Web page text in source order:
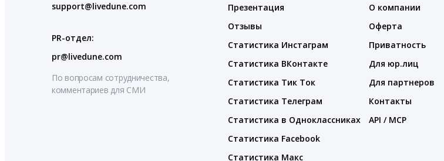
support@livedune.com
PR-отдел:
pr@livedune.com
По вопросам сотрудничества,
комментариев для СМИ
Презентация
Отзывы
Статистика Инстаграм
Статистика ВКонтакте
Статистика Тик Ток
Статистика Телеграм
Статистика в Одноклассниках
Статистика Facebook
Статистика Макс
О компании
Оферта
Приватность
Для юр.лиц
Для партнеров
Контакты
API / MCP